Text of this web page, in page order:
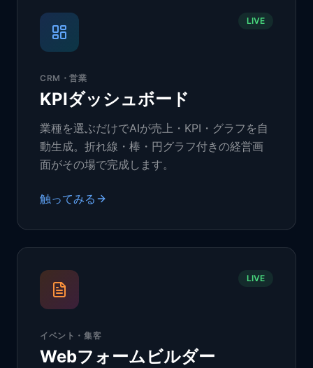
LIVE
CRM・営業
KPIダッシュボード
業種を選ぶだけでAIが売上・KPI・グラフを自
動生成。折れ線・棒・円グラフ付きの経営画
面がその場で完成します。
触ってみる
LIVE
イベント・集客
Webフォームビルダー